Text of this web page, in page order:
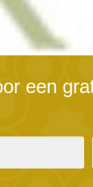
een